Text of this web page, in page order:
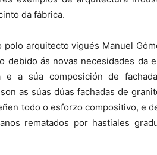
da fábrica.
arquitecto vigués Manuel
debido ás novas necesidades da
a súa composición de
as súas dúas fachadas de
todo o esforzo compositivo, e
rematados por hastiales